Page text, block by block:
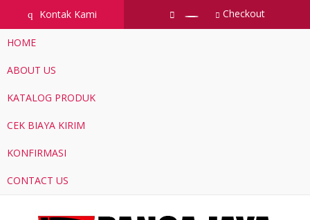
q Kontak Kami Checkout
HOME
ABOUT US
KATALOG PRODUK
CEK BIAYA KIRIM
KONFIRMASI
CONTACT US